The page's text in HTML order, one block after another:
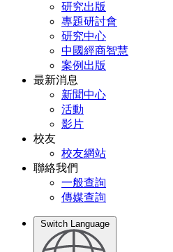
研究出版
專題研討會
研究中心
中國經商智慧
案例出版
最新消息
新聞中心
活動
影片
校友
校友網站
聯絡我們
一般查詢
傳媒查詢
Switch Language